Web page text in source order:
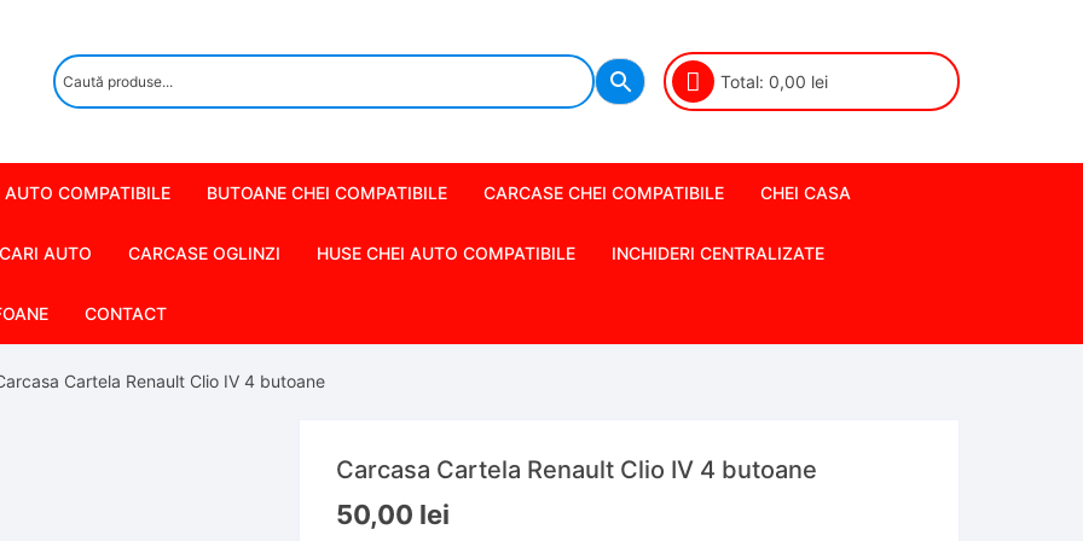
Total: 0,00 lei
AUTO COMPATIBILE BUTOANE CHEI COMPATIBILE CARCASE CHEI COMPATIBILE CHEI CASA
AUTO CARCASE OGLINZI HUSE CHEI AUTO COMPATIBILE INCHIDERI CENTRALIZATE
CONTACT
Cartela Renault Clio IV 4 butoane
Carcasa Cartela Renault Clio IV 4 butoane
50,00 lei